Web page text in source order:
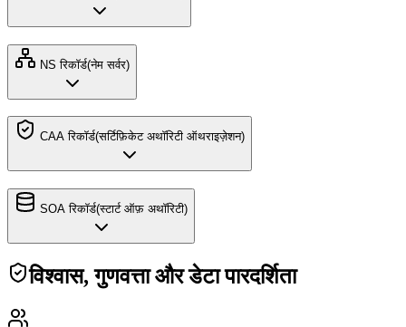
NS रिकॉर्ड(नेम सर्वर)
CAA रिकॉर्ड(सर्टिफ़िकेट अथॉरिटी ऑथराइज़ेशन)
SOA रिकॉर्ड(स्टार्ट ऑफ़ अथॉरिटी)
विश्वास, गुणवत्ता और डेटा पारदर्शिता